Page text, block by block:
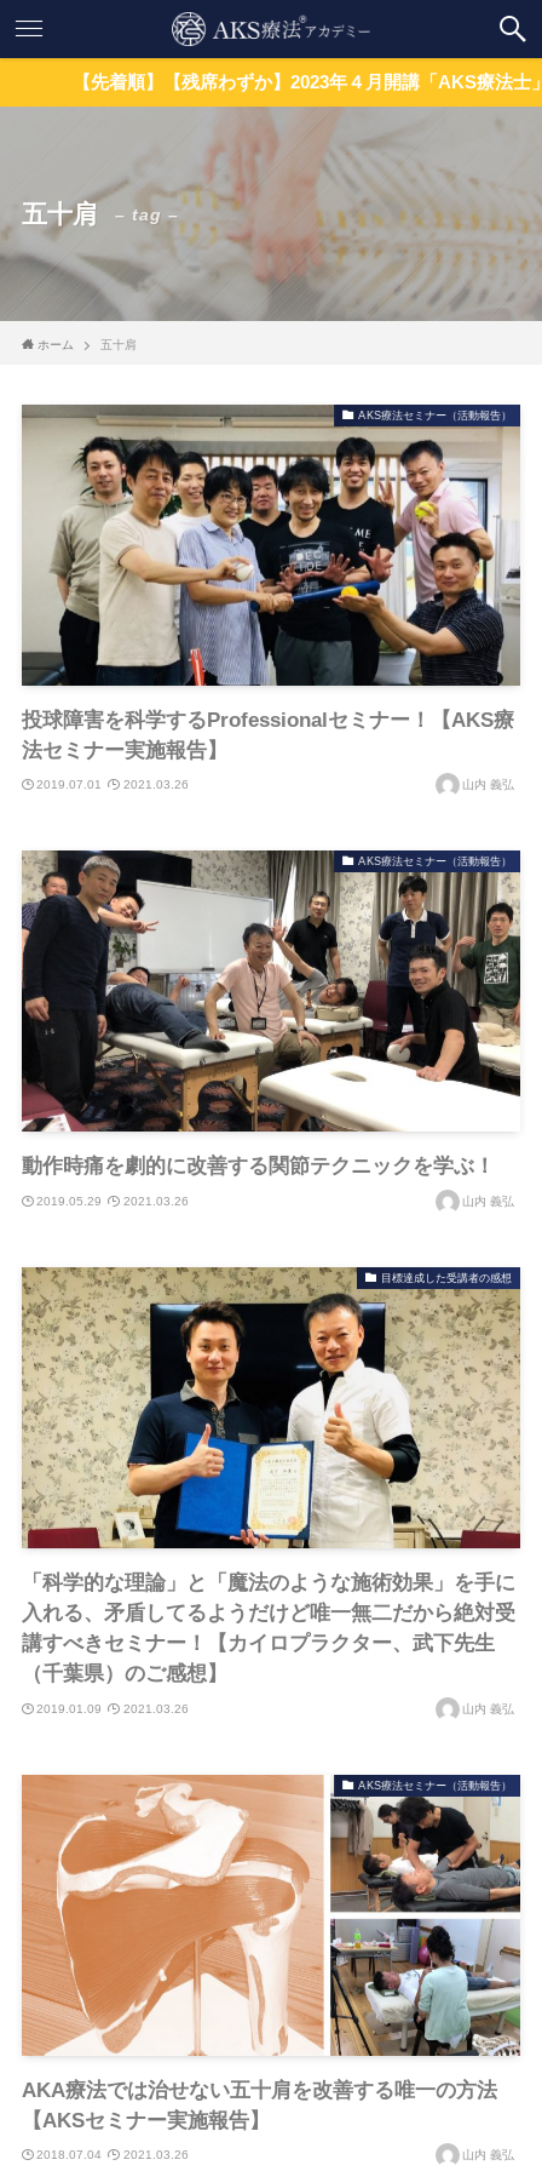
【先着順】【残席わずか】2023年４月開講「AKS療法士」養成
五十肩 – tag –
ホーム 五十肩
AKS療法セミナー（活動報告）
投球障害を科学するProfessionalセミナー！【AKS療
法セミナー実施報告】
2019.07.01 2021.03.26 山内 義弘
AKS療法セミナー（活動報告）
動作時痛を劇的に改善する関節テクニックを学ぶ！
2019.05.29 2021.03.26 山内 義弘
目標達成した受講者の感想
「科学的な理論」と「魔法のような施術効果」を手に
入れる、矛盾してるようだけど唯一無二だから絶対受
講すべきセミナー！【カイロプラクター、武下先生
（千葉県）のご感想】
2019.01.09 2021.03.26 山内 義弘
AKS療法セミナー（活動報告）
AKA療法では治せない五十肩を改善する唯一の方法
【AKSセミナー実施報告】
2018.07.04 2021.03.26 山内 義弘